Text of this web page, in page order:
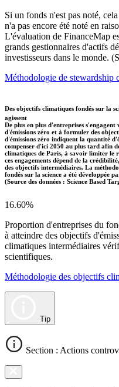
Si un fonds n'est pas noté,
n'a pas encore été noté en
L'évaluation de FinanceMap
grands gestionnaires d'actifs
investisseurs dans le monde.
Méthodologie de stewardship
Des objectifs climatiques fondés sur la
agissent
De plus en plus d'entreprises
d'émissions zéro et à formuler des
d'émissions zéro indiquent la quantité
compenser d'ici 2050 au plus tard afin
climatiques de Paris, à savoir limiter le
ces engagements dépend de la
des objectifs intermédiaires. La
fondés sur la science a été développée
(Source des données : Science Based
16.60%
Proportion d'entreprises du
à atteindre des objectifs
climatiques intermédiaires
scientifiques.
Méthodologie des objectifs
Tip
Section : Actions